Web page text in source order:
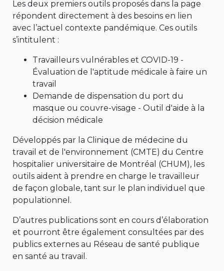
Les deux premiers outils proposés dans la page
répondent directement à des besoins en lien
avec l’actuel contexte pandémique. Ces outils
s’intitulent :
Travailleurs vulnérables et COVID-19 -
Évaluation de l'aptitude médicale à faire un
travail
Demande de dispensation du port du
masque ou couvre-visage - Outil d'aide à la
décision médicale
Développés par la Clinique de médecine du
travail et de l'environnement (CMTE) du Centre
hospitalier universitaire de Montréal (CHUM), les
outils aident à prendre en charge le travailleur
de façon globale, tant sur le plan individuel que
populationnel.
D’autres publications sont en cours d’élaboration
et pourront être également consultées par des
publics externes au Réseau de santé publique
en santé au travail.